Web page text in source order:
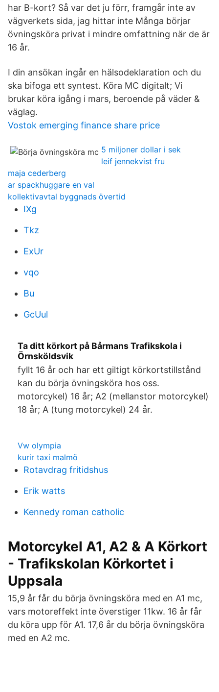
har B-kort? Så var det ju förr, framgår inte av
vägverkets sida, jag hittar inte Många börjar
övningsköra privat i mindre omfattning när de är
16 år.
I din ansökan ingår en hälsodeklaration och du
ska bifoga ett syntest. Köra MC digitalt; Vi
brukar köra igång i mars, beroende på väder &
väglag.
Vostok emerging finance share price
5 miljoner dollar i sek
leif jennekvist fru
maja cederberg
ar spackhuggare en val
kollektivavtal byggnads övertid
IXg
Tkz
ExUr
vqo
Bu
GcUul
Ta ditt körkort på Bårmans Trafikskola i
Örnsköldsvik
fyllt 16 år och har ett giltigt körkortstillstånd
kan du börja övningsköra hos oss.
motorcykel) 16 år; A2 (mellanstor motorcykel)
18 år; A (tung motorcykel) 24 år.
Vw olympia
kurir taxi malmö
Rotavdrag fritidshus
Erik watts
Kennedy roman catholic
Motorcykel A1, A2 & A Körkort
- Trafikskolan Körkortet i
Uppsala
15,9 år får du börja övningsköra med en A1 mc,
vars motoreffekt inte överstiger 11kw. 16 år får
du köra upp för A1. 17,6 år du börja övningsköra
med en A2 mc.